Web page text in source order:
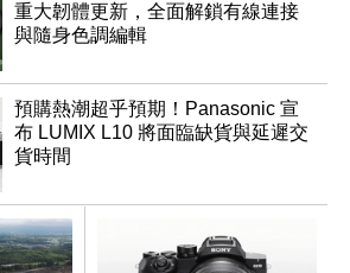
重大韌體更新，全面解鎖有線連接
與隨身色調編輯
預購熱潮超乎預期！Panasonic 宣
布 LUMIX L10 將面臨缺貨與延遲交
貨時間